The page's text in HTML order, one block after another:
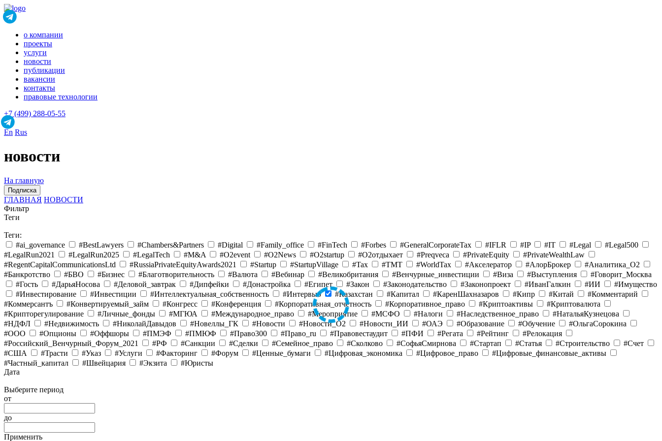
о компании
проекты
услуги
новости
публикации
вакансии
контакты
правовые технологии
+7 (499) 288-05-55
En Rus
новости
На главную
Подписка
ГЛАВНАЯ НОВОСТИ
Фильтр
Теги
Теги:
#ai_governance
#BestLawyers #Chambers&Partners #Digital #Family_office #FinTech #Forbes #GeneralCorporateTax #IFLR #IP #IT #Legal
#Legal500
#LegalRun2021
#LegalRun2025 #LegalTech #M&A #O2event #O2News #O2startup #O2отдыхает #Preqveca #PrivateEquity
#PrivateWealthLaw
#RegentCapitalCommunicationsLtd
#RussiaPrivateEquityAwards2021 #Startup #StartupVillage #Tax #TMT #WorldTax #Акселератор #АлорБрокер
#Аналитика_O2
#Банкротство
#БВО #Бизнес #Благотворительность #Валюта #Вебинар #Великобритания #Венчурные_инвестиции #Виза #Выступления
#Говорит_Москва
#Гость
#ДарьяНосова #Деловой_завтрак #Дипфейки #Донастройка #Египет #Закон #Законодательство #Законопроект #ИванГалкин #ИИ
#Имущество
#Инвестирование
#Инвестиции #Интеллектуальная_собственность #Интервью #Казахстан #Капитал #КаренШахназаров #Кипр #Китай
#Комментарий
#Коммерсантъ
#Конвертируемый_займ #Конгресс #Конференция #Корпоративная_отчетность #Корпоративное_право #Криптоактивы
#Криптовалюта
#Крипторегулирование
#Личные_фонды #МГЮА #Международное_право #Мероприятие #МСФО #Налоги #Наследственное_право
#НатальяКузнецова
#НДФЛ
#Недвижимость #НиколайДавыдов #Новеллы_ГК #Новости #Новости_O2 #Новости_ИИ #ОАЭ #Образование #Обучение
#ОльгаСорокина
#ООО
#Опционы #Оффшоры #ПМЭФ #ПМЮФ #Право300 #Право_ru #Правовестаудит #ПФИ #Регата #Рейтинг
#Релокация
#Российский_Венчурный_Форум_2021
#РФ #Санкции #Сделки #Семейное_право #Сколково #СофьяСмирнова #Стартап #Статья #Строительство
#Счет
#США
#Трасти #Указ #Услуги #Факторинг #Форум #Ценные_бумаги #Цифровая_экономика #Цифровое_право
#Цифровые_финансовые_активы
#Частный_капитал
#Швейцария #Экзита
#Юристы
Дата
Выберите период
от
до
Применить